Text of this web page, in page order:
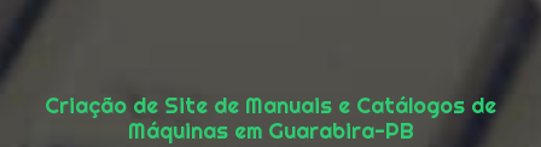
Criação de Site de Manuais e Catálogos de
Máquinas em Guarabira-PB